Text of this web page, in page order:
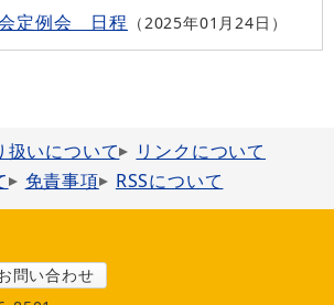
定例会 日程 2025年01月24日
扱いについて
リンクについて
免責事項 RSSについて
問い合わせ